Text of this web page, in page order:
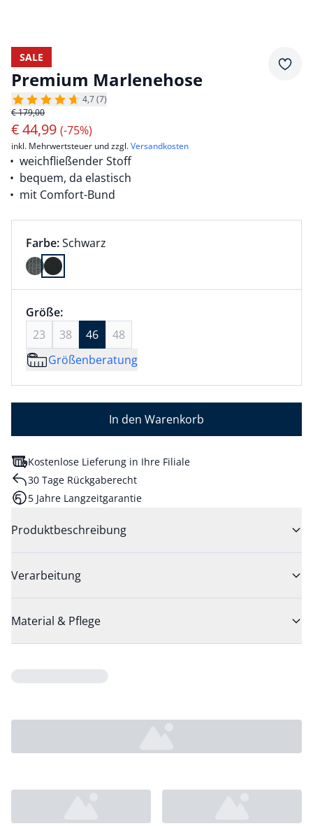
SALE
Premium Marlenehose
4,7 (7)
€ 179,00
€44,99 (-75%)
inkl. Mehrwertsteuer und zzgl.Versandkosten
weichfließender Stoff
bequem, da elastisch
mit Comfort-Bund
Farbauswahl:
Farbe:aktuell ausgewählt:
Schwarz
Farbe Schwarz ausgewählt
Größenauswahl:
Größe:aktuell ausgewählt: 46
Größe 46 ausgewählt
23
38 46
48
Größenberatung
In den Warenkorb
Kostenlose Lieferung in Ihre Filiale
30 Tage Rückgaberecht
5 Jahre Langzeitgarantie
Produktbeschreibung
Verarbeitung
Material & Pflege